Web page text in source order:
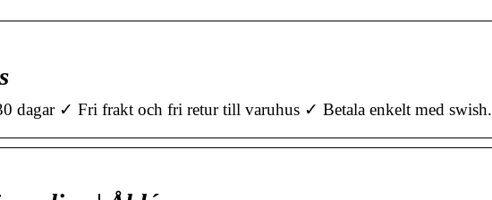
dagar ✓ Fri frakt och fri retur till varuhus ✓ Betala enkelt med swish.